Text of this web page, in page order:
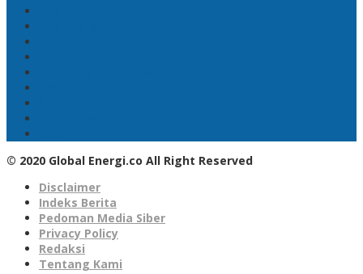
© 2020 Global Energi.co All Right Reserved
Disclaimer
Indeks Berita
Pedoman Media Siber
Privacy Policy
Redaksi
Tentang Kami